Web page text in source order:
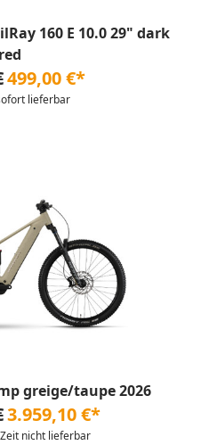
160 E 10.0 29" dark
red
499,00 €*
lieferbar
greige/taupe 2026
3.959,10 €*
nicht lieferbar